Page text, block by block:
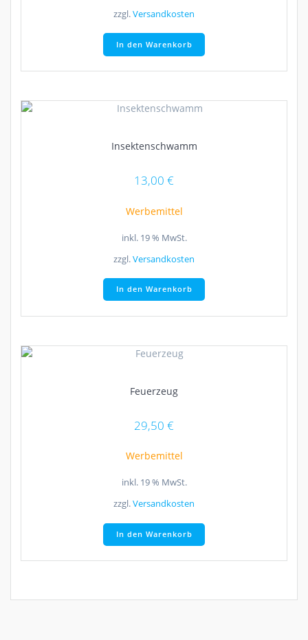
zzgl.Versandkosten
In den Warenkorb
Insektenschwamm
13,00 €
Werbemittel
inkl. 19 % MwSt.
zzgl.Versandkosten
In den Warenkorb
Feuerzeug
29,50 €
Werbemittel
inkl. 19 % MwSt.
zzgl.Versandkosten
In den Warenkorb